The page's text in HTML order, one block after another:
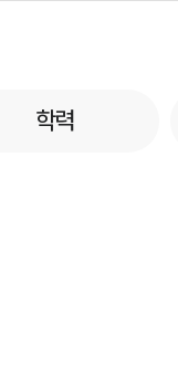
학력